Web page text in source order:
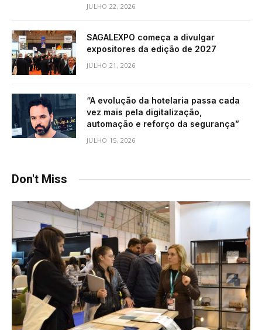
JULHO 22, 2026
SAGALEXPO começa a divulgar
expositores da edição de 2027
JULHO 21, 2026
“A evolução da hotelaria passa cada
vez mais pela digitalização,
automação e reforço da segurança”
JULHO 15, 2026
Don't Miss